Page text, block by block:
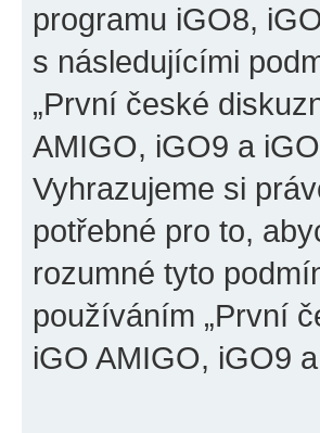
programu iGO8,
s následujícími
„První české
AMIGO, iGO9 a
Vyhrazujeme si
potřebné pro to,
rozumné tyto
používáním „První
iGO AMIGO, iGO9